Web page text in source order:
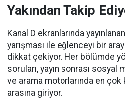
Yakından Takip
Kanal D ekranlarında yayınlanan
yarışması ile eğlenceyi bir
dikkat çekiyor. Her bölümde
soruları, yayın sonrası sosyal
ve arama motorlarında en çok
arasına giriyor.